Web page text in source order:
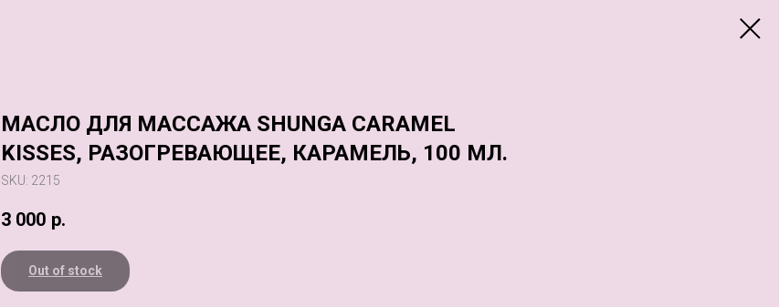
МАСЛО ДЛЯ МАССАЖА SHUNGA CARAMEL
KISSES, РАЗОГРЕВАЮЩЕЕ, КАРАМЕЛЬ, 100 МЛ.
SKU: 2215
3 000 р.
Out of stock